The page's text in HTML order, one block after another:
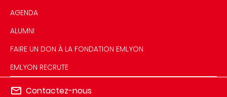
AGENDA
ALUMNI
FAIRE UN DON À LA FONDATION EMLYON
EMLYON RECRUTE
Contactez-nous